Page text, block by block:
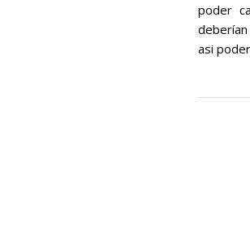
poder
asi